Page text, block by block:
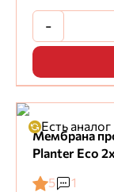
-
Есть аналог
Мембрана
Planter Eco
5
1